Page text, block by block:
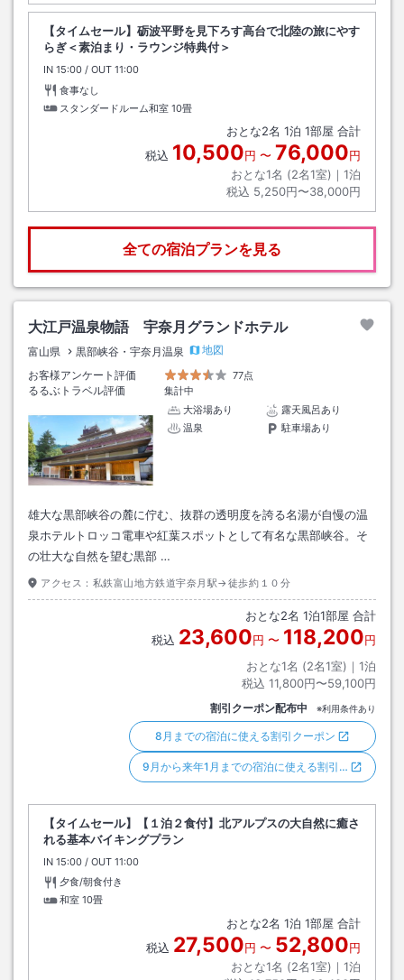
【タイムセール】砺波平野を見下ろす高台で北陸の旅にやす
らぎ＜素泊まり・ラウンジ特典付＞
IN チェックイン
15:00 / OUT チェックアウト
11:00
食事なし
スタンダードルーム和室 10畳
おとな2名 1泊 1部屋 合計
税込 10,500円 〜 76,000円
おとな1名 (2名1室)｜ 1泊
税込 5,250円〜38,000円
全ての宿泊プランを見る
大江戸温泉物語 宇奈月グランドホテル
富山県 黒部峡谷・宇奈月温泉
地図
お客様アンケート評価
77点
るるぶトラベル評価
集計中
大浴場あり
露天風呂あり
温泉
駐車場あり
雄大な黒部峡谷の麓に佇む、抜群の透明度を誇る名湯が自慢の温
泉ホテルトロッコ電車や紅葉スポットとして有名な黒部峡谷。そ
の壮大な自然を望む黒部 …
アクセス： 私鉄富山地方鉄道宇奈月駅→徒歩約１０分
おとな2名 1泊1部屋 合計
税込 23,600円 〜 118,200円
おとな1名 (2名1室)｜ 1泊
税込 11,800円〜59,100円
割引クーポン配布中 ※利用条件あり
8月までの宿泊に使える割引クーポン
9月から来年1月までの宿泊に使える割引…
【タイムセール】【１泊２食付】北アルプスの大自然に癒さ
れる基本バイキングプラン
IN チェックイン
15:00 / OUT チェックアウト
11:00
夕食/朝食付き
和室 10畳
おとな2名 1泊 1部屋 合計
税込 27,500円 〜 52,800円
おとな1名 (2名1室)｜ 1泊